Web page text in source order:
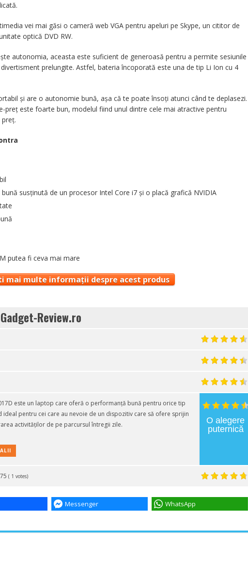
vei mai găsi o cameră web VGA pentru apeluri pe Skype, un cititor de
optică DVD RW.
autonomia, aceasta este suficient de generoasă pentru a permite sesiunile
prelungite. Astfel, bateria încoporată este una de tip Li Ion cu 4
și are o autonomie bună, așa că te poate însoți atunci când te deplasezi.
preț este foarte bun, modelul fiind unul dintre cele mai atractive pentru
susținută de un procesor Intel Core i7 și o placă grafică NVIDIA
putea fi ceva mai mare
mai multe informații despre acest produs
Review.ro
O alegere
puternică
este un laptop care oferă o performanță bună pentru orice tip
ideal pentru cei care au nevoie de un dispozitiv care să ofere sprijin
activităților de pe parcursul întregii zile.
( 1 votes)
Messenger WhatsApp